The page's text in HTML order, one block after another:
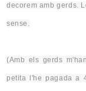
decorem amb gerds.
sense.
(Amb els gerds m'han
petita l'he pagada a